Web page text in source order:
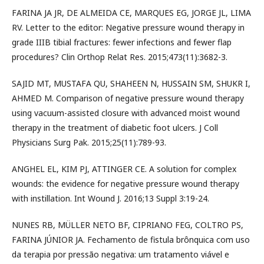
FARINA JA JR, DE ALMEIDA CE, MARQUES EG, JORGE JL, LIMA
RV. Letter to the editor: Negative pressure wound therapy in
grade IIIB tibial fractures: fewer infections and fewer flap
procedures? Clin Orthop Relat Res. 2015;473(11):3682-3.
SAJID MT, MUSTAFA QU, SHAHEEN N, HUSSAIN SM, SHUKR I,
AHMED M. Comparison of negative pressure wound therapy
using vacuum-assisted closure with advanced moist wound
therapy in the treatment of diabetic foot ulcers. J Coll
Physicians Surg Pak. 2015;25(11):789-93.
ANGHEL EL, KIM PJ, ATTINGER CE. A solution for complex
wounds: the evidence for negative pressure wound therapy
with instillation. Int Wound J. 2016;13 Suppl 3:19-24.
NUNES RB, MÜLLER NETO BF, CIPRIANO FEG, COLTRO PS,
FARINA JÚNIOR JA. Fechamento de fistula brônquica com uso
da terapia por pressão negativa: um tratamento viável e